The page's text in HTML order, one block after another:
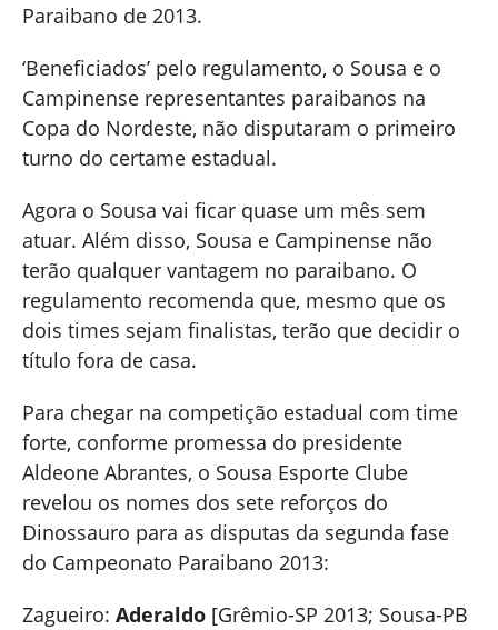
Paraibano de 2013.
‘Beneficiados’ pelo regulamento, o Sousa e o
Campinense representantes paraibanos na
Copa do Nordeste, não disputaram o primeiro
turno do certame estadual.
Agora o Sousa vai ficar quase um mês sem
atuar. Além disso, Sousa e Campinense não
terão qualquer vantagem no paraibano. O
regulamento recomenda que, mesmo que os
dois times sejam finalistas, terão que decidir o
título fora de casa.
Para chegar na competição estadual com time
forte, conforme promessa do presidente
Aldeone Abrantes, o Sousa Esporte Clube
revelou os nomes dos sete reforços do
Dinossauro para as disputas da segunda fase
do Campeonato Paraibano 2013:
Zagueiro: Aderaldo[Grêmio-SP 2013; Sousa-PB